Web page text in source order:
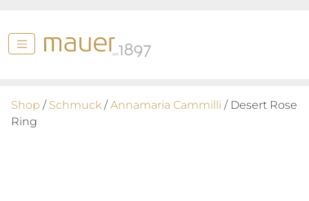
Shop / Schmuck /Annamaria Cammilli / Desert Rose
Ring